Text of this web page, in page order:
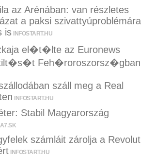
az Arénában: van részletes
a paksi
is INFOSTART.HU
el�t�lte az Euronews
Feh�roroszorsz�gban
száll meg a Real
INFOSTART.HU
Stabil Magyarország
számláit zárolja a
INFOSTART.HU